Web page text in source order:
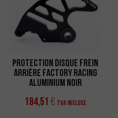
Protection Disque Frein
Arrière Factory Racing
Aluminium Noir
184,51 € TVA incluse